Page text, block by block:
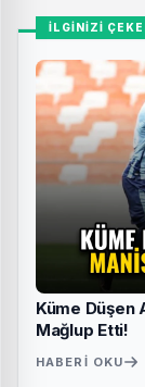
İLGİNİZİ
Küme Düşen
Mağlup Etti!
HABERI OKU